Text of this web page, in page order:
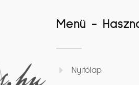
Menü -
Nyitólap